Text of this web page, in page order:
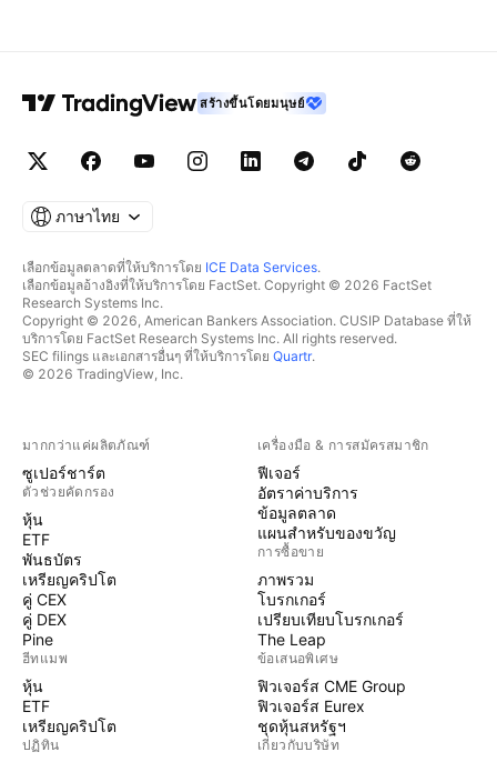
สร้างขึ้นโดยมนุษย์
ภาษาไทย
เลือกข้อมูลตลาดที่ให้บริการโดย ICE Data Services.
เลือกข้อมูลอ้างอิงที่ให้บริการโดย FactSet. Copyright © 2026 FactSet
Research Systems Inc.
Copyright © 2026, American Bankers Association. CUSIP Database ที่ให้
บริการโดย FactSet Research Systems Inc. All rights reserved.
SEC filings และเอกสารอื่นๆ ที่ให้บริการโดย Quartr.
© 2026 TradingView, Inc.
มากกว่าแค่ผลิตภัณฑ์
ซูเปอร์ชาร์ต
ตัวช่วยคัดกรอง
หุ้น
ETF
พันธบัตร
เหรียญคริปโต
คู่ CEX
คู่ DEX
Pine
ฮีทแมพ
หุ้น
ETF
เหรียญคริปโต
ปฏิทิน
เครื่องมือ & การสมัครสมาชิก
ฟีเจอร์
อัตราค่าบริการ
ข้อมูลตลาด
แผนสำหรับของขวัญ
การซื้อขาย
ภาพรวม
โบรกเกอร์
เปรียบเทียบโบรกเกอร์
The Leap
ข้อเสนอพิเศษ
ฟิวเจอร์ส CME Group
ฟิวเจอร์ส Eurex
ชุดหุ้นสหรัฐฯ
เกี่ยวกับบริษัท